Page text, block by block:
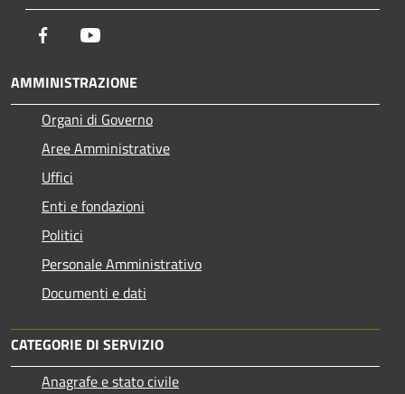
Facebook
AMMINISTRAZIONE
Organi di Governo
Aree Amministrative
Uffici
Enti e fondazioni
Politici
Personale Amministrativo
Documenti e dati
CATEGORIE DI SERVIZIO
Anagrafe e stato civile